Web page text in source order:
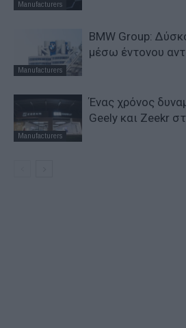
Manufacturers
Manufacturers
BMW Group:
μέσω έντονου
Manufacturers
Ένας χρόνος
Geely και Zeekr